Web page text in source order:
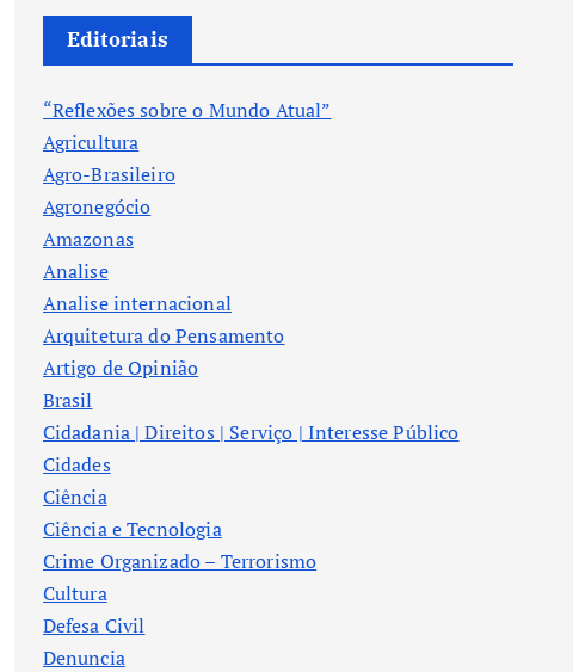
Editoriais
“Reflexões sobre o Mundo Atual”
Agricultura
Agro-Brasileiro
Agronegócio
Amazonas
Analise
Analise internacional
Arquitetura do Pensamento
Artigo de Opinião
Brasil
Cidadania | Direitos | Serviço | Interesse Público
Cidades
Ciência
Ciência e Tecnologia
Crime Organizado – Terrorismo
Cultura
Defesa Civil
Denuncia